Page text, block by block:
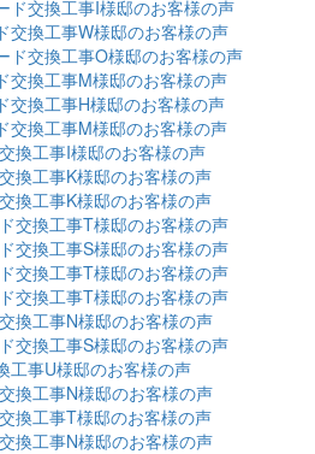
交換工事I様邸のお客様の声
換工事W様邸のお客様の声
交換工事O様邸のお客様の声
換工事M様邸のお客様の声
換工事H様邸のお客様の声
換工事M様邸のお客様の声
換工事I様邸のお客様の声
換工事K様邸のお客様の声
換工事K様邸のお客様の声
交換工事T様邸のお客様の声
交換工事S様邸のお客様の声
交換工事T様邸のお客様の声
交換工事T様邸のお客様の声
換工事N様邸のお客様の声
交換工事S様邸のお客様の声
事U様邸のお客様の声
換工事N様邸のお客様の声
換工事T様邸のお客様の声
換工事N様邸のお客様の声